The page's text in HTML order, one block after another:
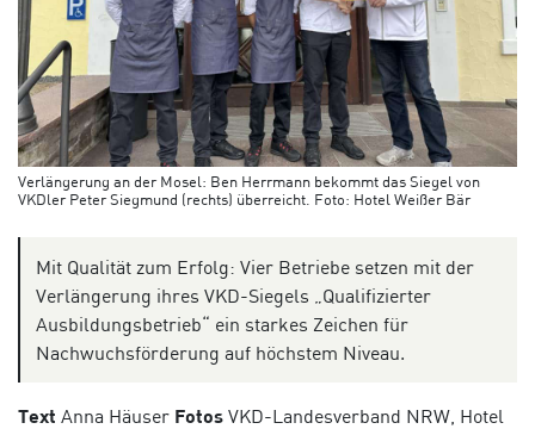
Verlängerung an der Mosel: Ben Herrmann bekommt das Siegel von
VKDler Peter Siegmund (rechts) überreicht. Foto: Hotel Weißer Bär
Mit Qualität zum Erfolg: Vier Betriebe setzen mit der
Verlängerung ihres VKD-Siegels „Qualifizierter
Ausbildungsbetrieb“ ein starkes Zeichen für
Nachwuchsförderung auf höchstem Niveau.
Text Anna Häuser Fotos VKD-Landesverband NRW, Hotel